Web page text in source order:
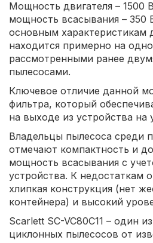
Мощность двигателя – 1500
мощность всасывания – 350
основным характеристикам
находится примерно на
рассмотренными ранее
пылесосами.
Ключевое отличие данной
фильтра, который
на выходе из устройства на
Владельцы пылесоса среди
отмечают компактность и
мощность всасывания с
устройства. К недостаткам
хлипкая конструкция (нет
контейнера) и высокий
Scarlett SC-VC80C11 – один
циклонных пылесосов от